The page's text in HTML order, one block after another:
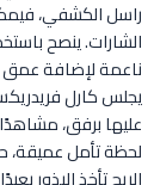
راسل الكشفي،
الشارات. ينصح
ناعمة لإضافة عمق
يجلس كارل
عليها برفق،
لحظة تأمل عميقة،
الريح تأخذ البذور